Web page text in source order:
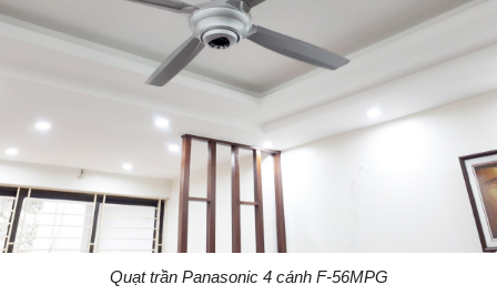
Quạt trần Panasonic 4 cánh F-56MPG